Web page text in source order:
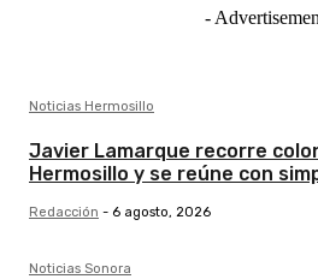
-
Noticias Hermosillo
Javier Lamarque recorre
Hermosillo y se reúne con
Redacción - 6 agosto, 2026
Noticias Sonora